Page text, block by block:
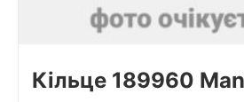
Кільце 189960